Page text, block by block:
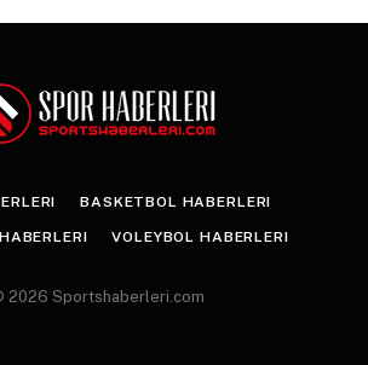
BASKETBOL HABERLERI
VOLEYBOL HABERLERI
2026 Sportshaberleri.com